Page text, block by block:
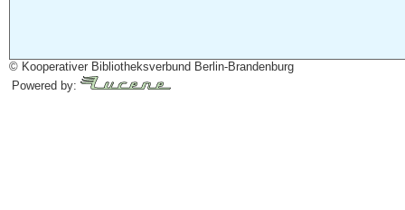
© Kooperativer Bibliotheksverbund Berlin-Brandenburg
Powered by: